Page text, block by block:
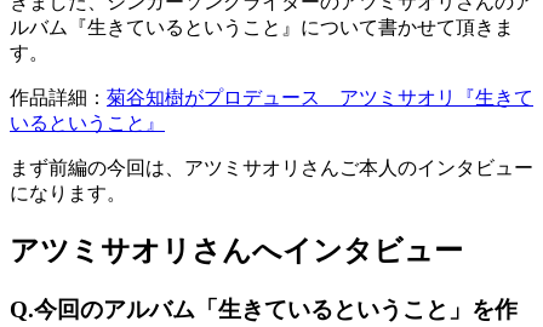
ルバム『生きているということ』について書かせて頂きま
す。
作品詳細： 菊谷知樹がプロデュース アツミサオリ『生きて
いるということ』
まず前編の今回は、アツミサオリさんご本人のインタビュー
になります。
アツミサオリさんへインタビュー
Q.今回のアルバム「生きているということ」を作